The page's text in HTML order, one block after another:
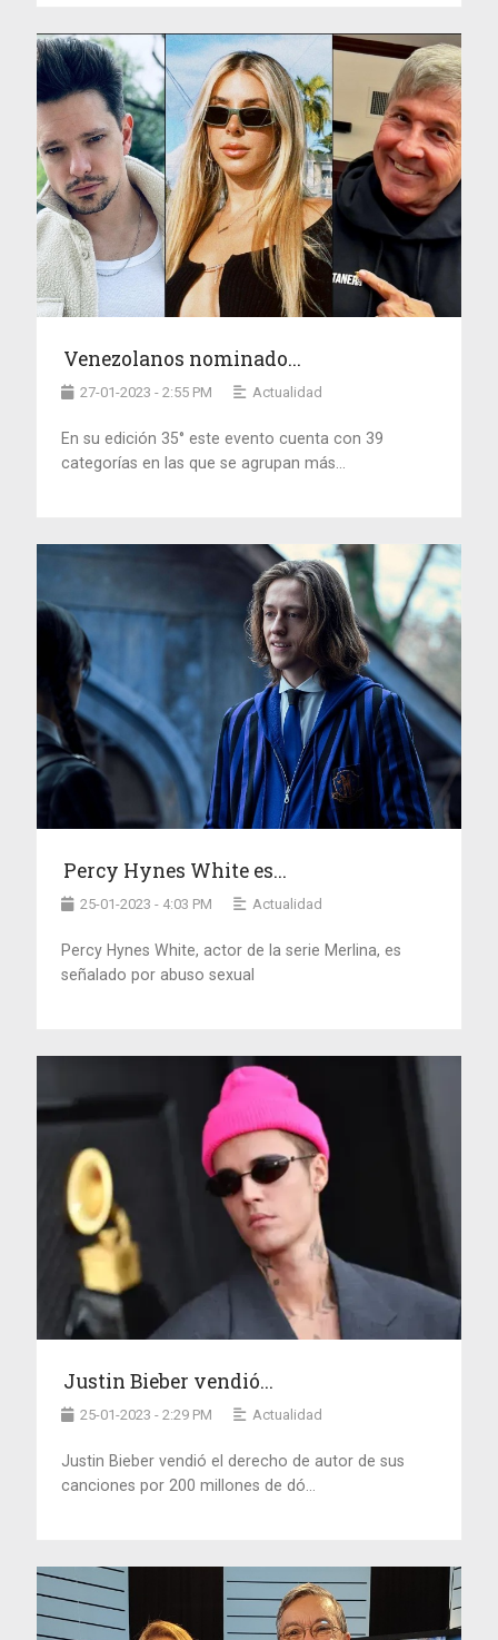
Venezolanos nominado...
27-01-2023 - 2:55 PM Actualidad
En su edición 35° este evento cuenta con 39
categorías en las que se agrupan más...
Percy Hynes White es...
25-01-2023 - 4:03 PM Actualidad
Percy Hynes White, actor de la serie Merlina, es
señalado por abuso sexual
Justin Bieber vendió...
25-01-2023 - 2:29 PM Actualidad
Justin Bieber vendió el derecho de autor de sus
canciones por 200 millones de dó...